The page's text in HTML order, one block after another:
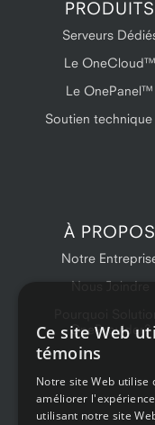
PRODUITS
Serveurs
Le OneCloud™
Le OnePanel™
Soutien technique
À PROPOS
Notre
Nous Joindre
OneProvider?
Ce site Web
témoins
Notre site Web utilise
améliorer
utilisant notre site